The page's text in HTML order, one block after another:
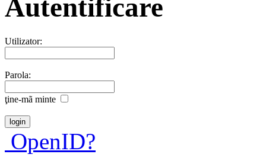
Autentificare
Utilizator:
Parola:
ţine-mã minte
OpenID?